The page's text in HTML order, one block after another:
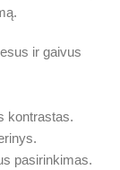
ir gaivus
kontrastas.
pasirinkimas.